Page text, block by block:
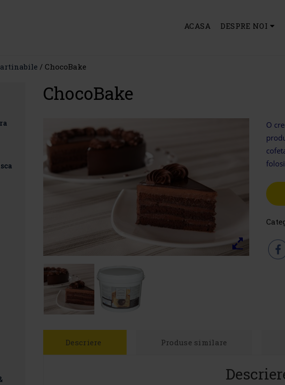
ACASA DESPRE NOI
/ ChocoBake
ChocoBake
O
Descriere Produse similare